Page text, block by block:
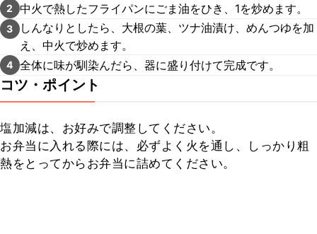
2 中火で熱したフライパンにごま油をひき、1を炒めます。
3
しんなりとしたら、大根の葉、ツナ油漬け、めんつゆを加
え、中火で炒めます。
4 全体に味が馴染んだら、器に盛り付けて完成です。
コツ・ポイント
塩加減は、お好みで調整してください。
お弁当に入れる際には、必ずよく火を通し、しっかり粗
熱をとってからお弁当に詰めてください。